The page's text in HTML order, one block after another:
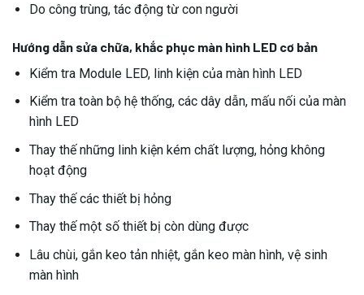
Do công trùng, tác động từ con người
Hướng dẫn sửa chữa, khắc phục màn hình LED cơ bản
Kiểm tra Module LED, linh kiện của màn hình LED
Kiểm tra toàn bộ hệ thống, các dây dẫn, mấu nối của màn
hình LED
Thay thế những linh kiện kém chất lượng, hỏng không
hoạt động
Thay thế các thiết bị hỏng
Thay thế một số thiết bị còn dùng được
Lâu chùi, gắn keo tản nhiệt, gắn keo màn hình, vệ sinh
màn hình